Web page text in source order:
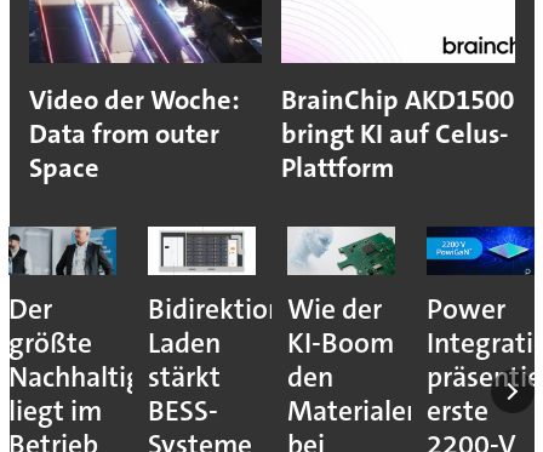
Video der Woche:
Data from outer
Space
BrainChip AKD1500
bringt KI auf Celus-
Plattform
Der
größte
Nachhaltigkeitshebel
liegt im
Bidirektionales
Laden
stärkt
BESS-
Wie der
KI-Boom
den
Materialengpass
Power
erste